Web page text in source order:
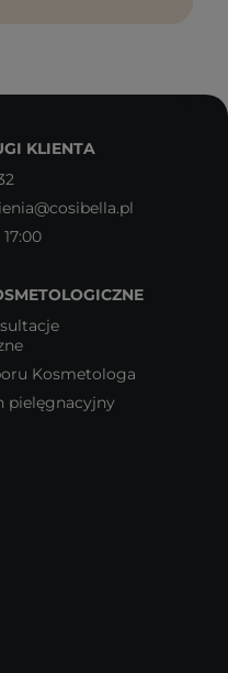
KLIENTA
Kosmetologa
pielęgnacyjny